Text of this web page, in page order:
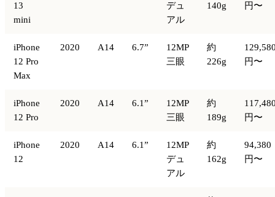
13
mini
デュ
アル
140g
円〜
iPhone
12 Pro
Max
2020 A14 6.7”
12MP
三眼
約
226g
円〜
iPhone
12 Pro
2020 A14 6.1”
12MP
三眼
約
189g
円〜
iPhone
12
2020 A14 6.1”
12MP
デュ
アル
約
162g
94,380
円〜